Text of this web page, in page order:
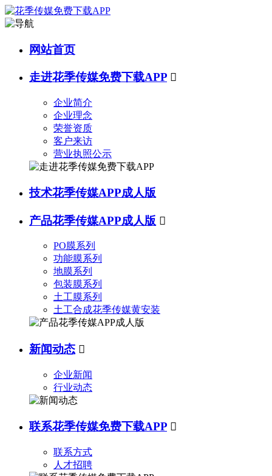
网站首页
走进花季传媒免费下载APP 
企业简介
企业理念
荣誉资质
客户来访
营业执照公示
技术花季传媒APP成人版
产品花季传媒APP成人版 
PO膜系列
功能膜系列
地膜系列
包装膜系列
土工膜系列
土工合成花季传媒黄安装
新闻动态 
企业新闻
行业动态
联系花季传媒免费下载APP 
联系方式
人才招聘